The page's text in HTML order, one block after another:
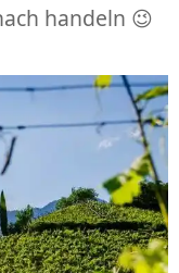
handeln 😉